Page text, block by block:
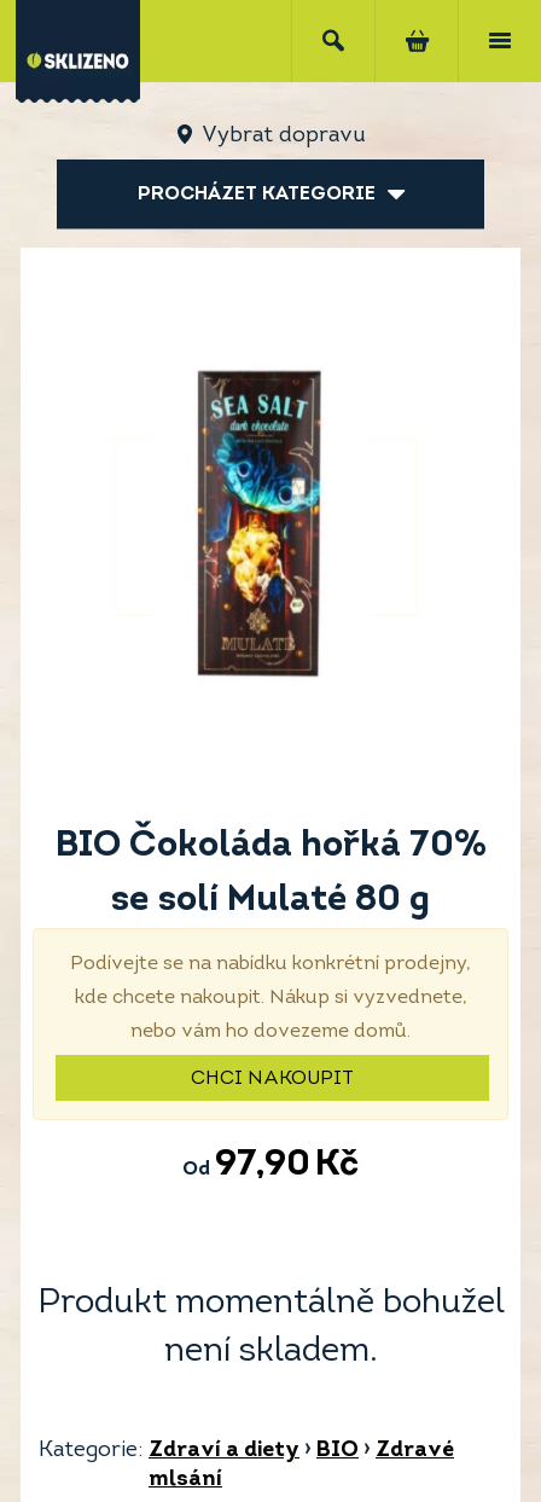
Vybrat dopravu
PROCHÁZET KATEGORIE
BIO Čokoláda hořká 70%
se solí Mulaté 80 g
Podívejte se na nabídku konkrétní prodejny,
kde chcete nakoupit. Nákup si vyzvednete,
nebo vám ho dovezeme domů.
CHCI NAKOUPIT
Od 97,90 Kč
Produkt momentálně bohužel
není skladem.
Kategorie: Zdraví a diety › BIO › Zdravé
mlsání